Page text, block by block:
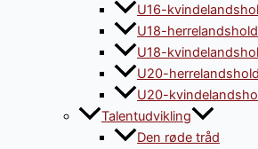
U16-
U18-
U18-
U20-
U20-
Talentudvikling
Den røde tråd